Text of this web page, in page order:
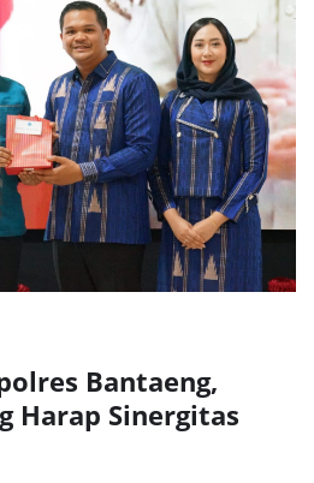
Bantaeng,
Harap Sinergitas